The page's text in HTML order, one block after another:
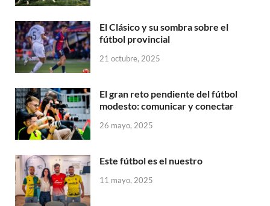
El Clásico y su sombra sobre el
fútbol provincial
21 octubre, 2025
El gran reto pendiente del fútbol
modesto: comunicar y conectar
26 mayo, 2025
Este fútbol es el nuestro
11 mayo, 2025